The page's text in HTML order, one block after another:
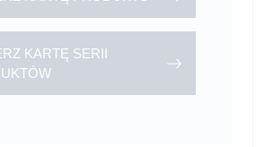
KARTĘ SERII